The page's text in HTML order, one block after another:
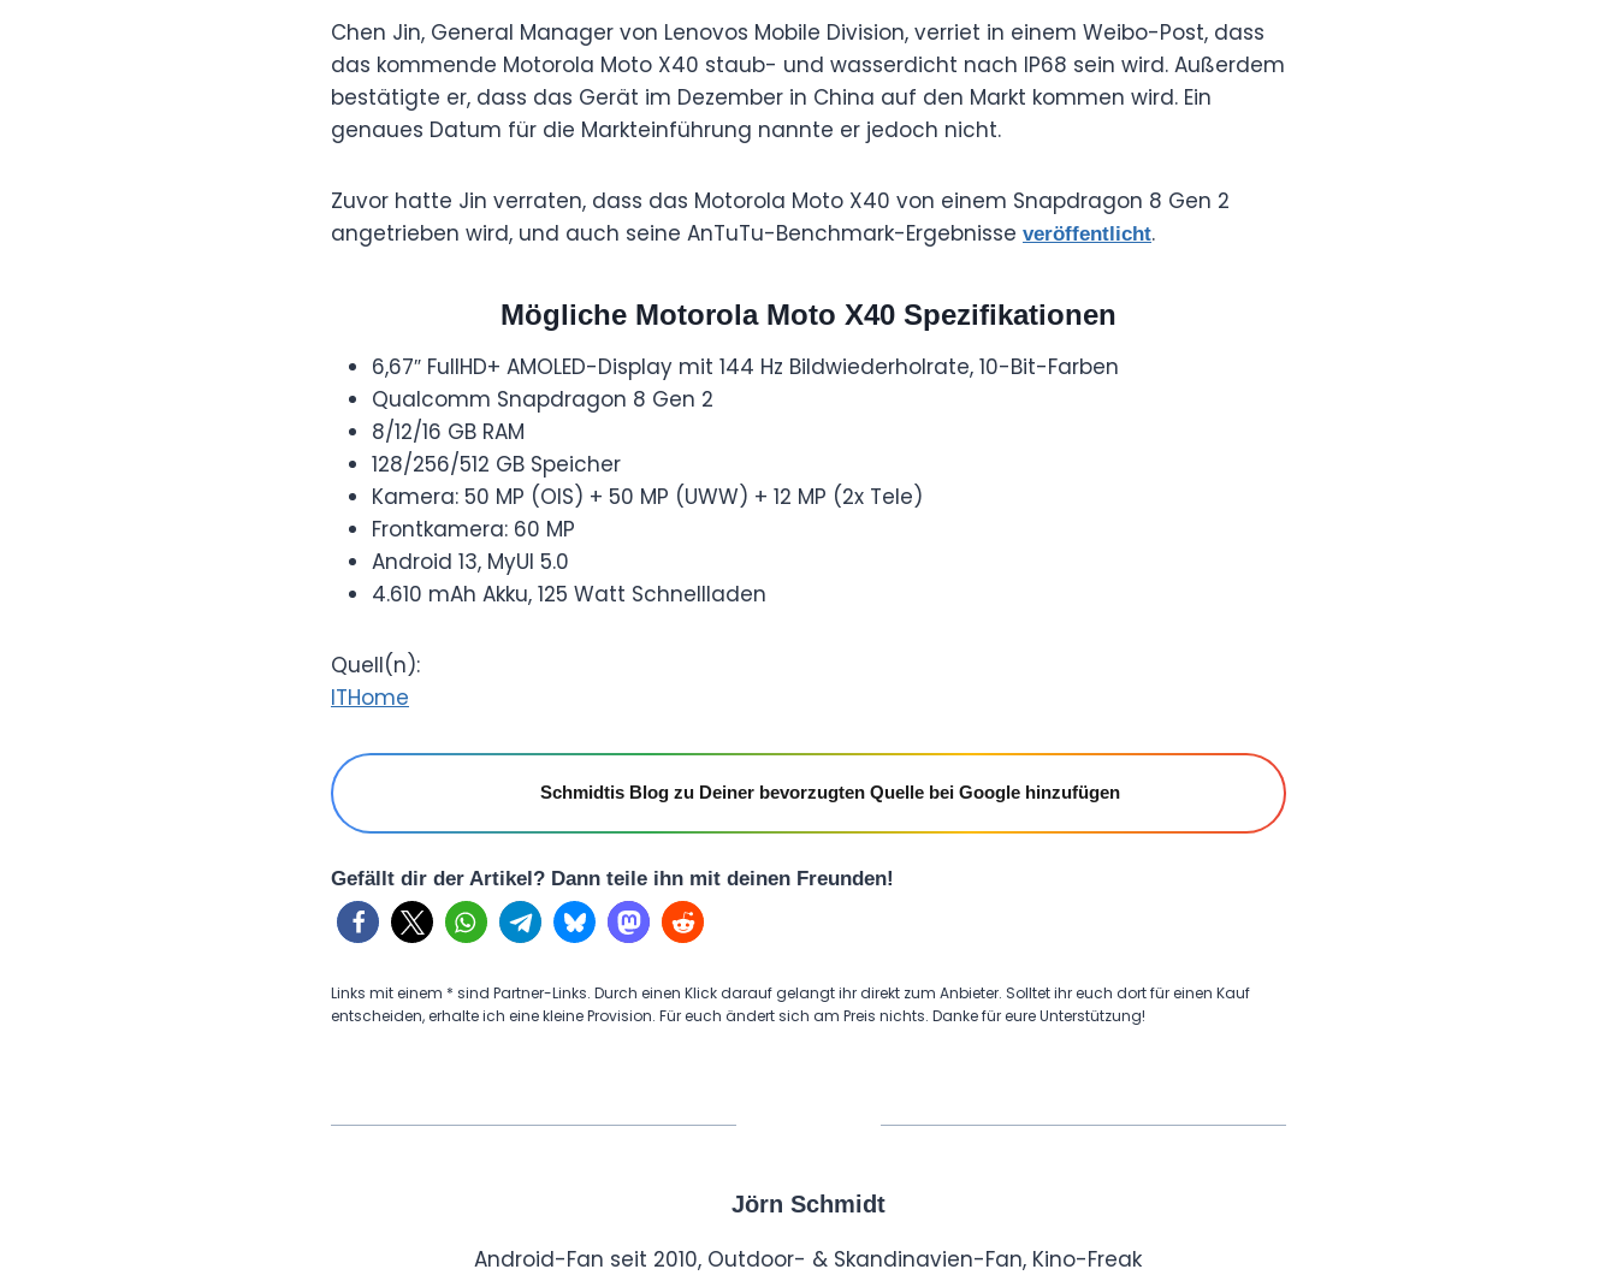
Chen Jin, General Manager von Lenovos Mobile Division, verriet in einem Weibo-Post, dass
das kommende Motorola Moto X40 staub- und wasserdicht nach IP68 sein wird. Außerdem
bestätigte er, dass das Gerät im Dezember in China auf den Markt kommen wird. Ein
genaues Datum für die Markteinführung nannte er jedoch nicht.
Zuvor hatte Jin verraten, dass das Motorola Moto X40 von einem Snapdragon 8 Gen 2
angetrieben wird, und auch seine AnTuTu-Benchmark-Ergebnisse veröffentlicht.
Mögliche Motorola Moto X40 Spezifikationen
6,67″ FullHD+ AMOLED-Display mit 144 Hz Bildwiederholrate, 10-Bit-Farben
Qualcomm Snapdragon 8 Gen 2
8/12/16 GB RAM
128/256/512 GB Speicher
Kamera: 50 MP (OIS) + 50 MP (UWW) + 12 MP (2x Tele)
Frontkamera: 60 MP
Android 13, MyUI 5.0
4.610 mAh Akku, 125 Watt Schnellladen
Quell(n):
ITHome
Schmidtis Blog zu Deiner bevorzugten Quelle bei Google hinzufügen
Gefällt dir der Artikel? Dann teile ihn mit deinen Freunden!
Links mit einem * sind Partner-Links. Durch einen Klick darauf gelangt ihr direkt zum Anbieter. Solltet ihr euch dort für einen Kauf
entscheiden, erhalte ich eine kleine Provision. Für euch ändert sich am Preis nichts. Danke für eure Unterstützung!
Jörn Schmidt
Android-Fan seit 2010, Outdoor- & Skandinavien-Fan, Kino-Freak